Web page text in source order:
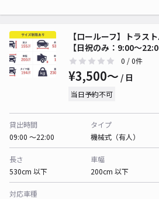
【ロールーフ】トラス
【日祝のみ：9:00～
0 / 0件
¥3,500〜 / 日
当日予約不可
貸出時間
09:00 〜22:00
タイプ
機械式（有人）
長さ
530cm 以下
車幅
200cm 以下
対応車種